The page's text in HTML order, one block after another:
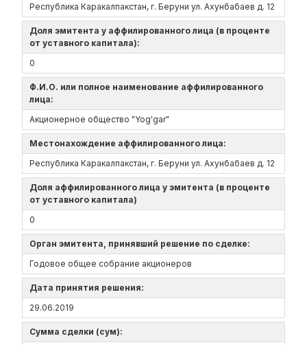
Республика Каракалпакстан, г. Беруни ул. Ахунбабаев д. 12
Доля эмитента у аффилированного лица (в проценте
от уставного капитала):
0
Ф.И.О. или полное наименование аффилированного
лица:
Акционерное общество "Yog'gar"
Местонахождение аффилированного лица:
Республика Каракалпакстан, г. Беруни ул. Ахунбабаев д. 12
Доля аффилированного лица у эмитента (в проценте
от уставного капитала)
0
Орган эмитента, принявший решение по сделке:
Годовое общее собрание акционеров
Дата принятия решения:
29.06.2019
Сумма сделки (сум):